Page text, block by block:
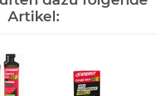
Artikel: